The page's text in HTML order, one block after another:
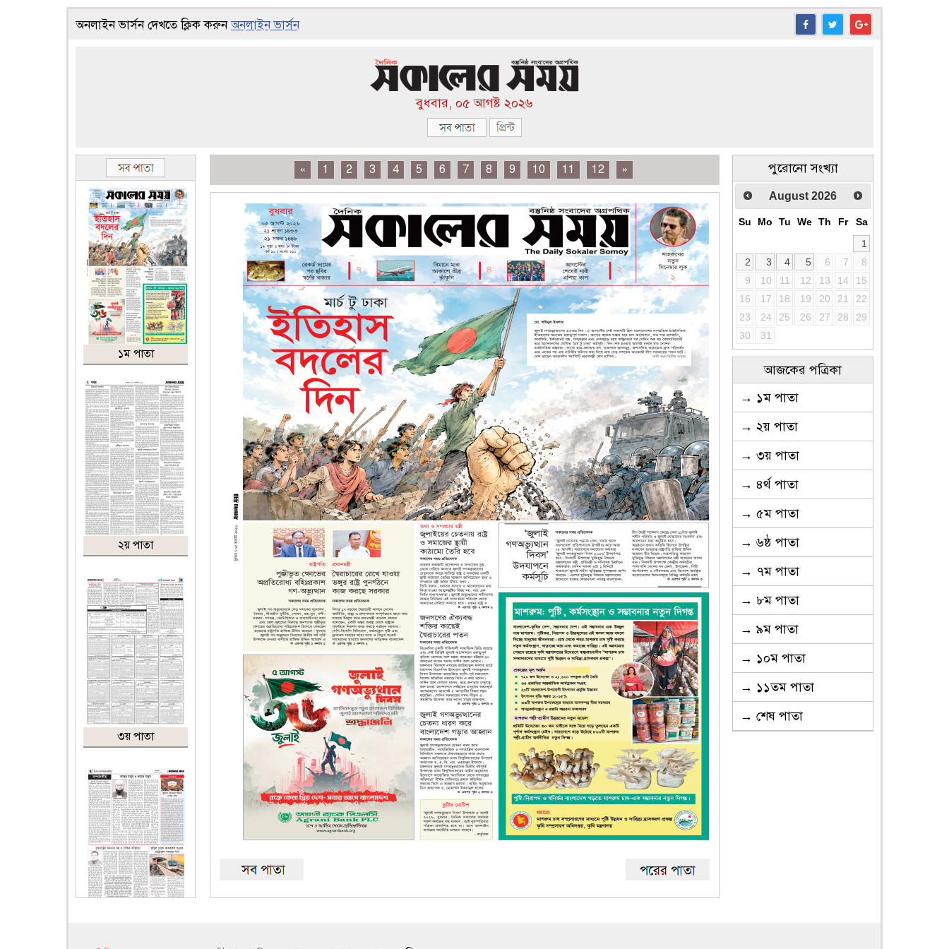
অনলাইন ভার্সন দেখতে ক্লিক করুনঅনলাইন ভার্সন
বুধবার, ০৫ আগষ্ট ২০২৬
১ম পাতা
২য় পাতা
৩য় পাতা
« 1 2 3 4 5 6 7 8 9 10 11 12 » পুরোনো সংখ্যা
August 2026
Su Mo Tu We Th Fr
Sa
1
2
3 4 5 6 7
8
9
10 11 12 13 14
15
16
17 18 19 20 21
22
23
24 25 26 27 28
29
30
31
আজকের পত্রিকা
→ ১ম পাতা
→ ২য় পাতা
→ ৩য় পাতা
→ ৪র্থ পাতা
→ ৫ম পাতা
→ ৬ষ্ঠ পাতা
→ ৭ম পাতা
→ ৮ম পাতা
→ ৯ম পাতা
→ ১০ম পাতা
→ ১১তম পাতা
→ শেষ পাতা